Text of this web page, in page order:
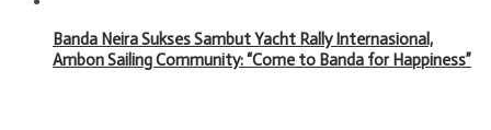
Banda Neira Sukses Sambut Yacht Rally Internasional,
Ambon Sailing Community: “Come to Banda for Happiness”